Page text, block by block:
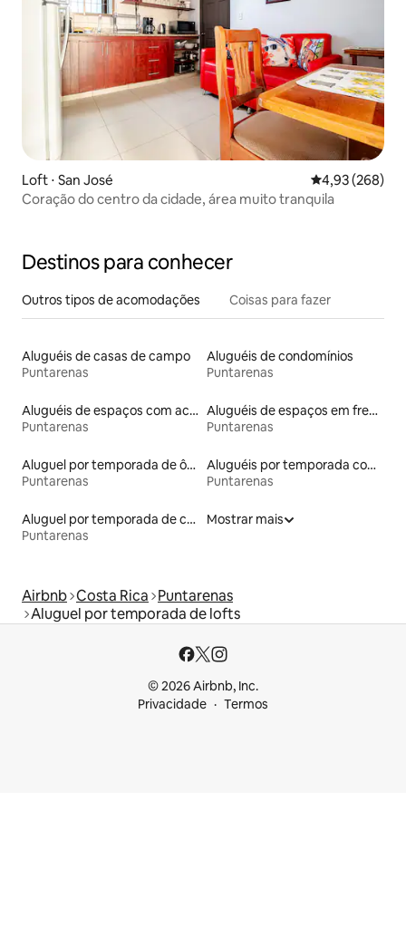
Loft ⋅ San José 4,93 de uma
4,93 (268)
Coração do centro da cidade, área muito tranquila
Destinos para conhecer
Outros tipos de acomodações Coisas para fazer
Aluguéis de casas de campo
Puntarenas
Aluguéis de condomínios
Puntarenas
Aluguéis de espaços com acesso direto a pistas de esqui
Puntarenas
Aluguéis de espaços em frente à praia
Puntarenas
Aluguel por temporada de ônibus
Puntarenas
Aluguéis por temporada com caiaque
Puntarenas
Aluguel por temporada de casas na árvore
Puntarenas
Mostrar mais
Airbnb Costa Rica Puntarenas
Aluguel por temporada de lofts
© 2026 Airbnb, Inc.
Privacidade
Termos